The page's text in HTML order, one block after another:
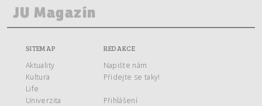
SITEMAP
Aktuality
Kultura
Life
Univerzita
REDAKCE
Napište nám
Přidejte se taky!
Přihlášení